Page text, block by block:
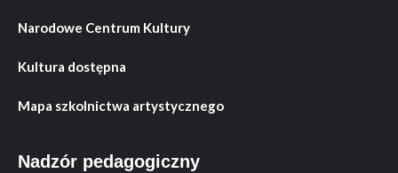
Narodowe Centrum Kultury
Kultura dostępna
Mapa szkolnictwa artystycznego
Nadzór pedagogiczny